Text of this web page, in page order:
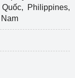
Philippines,